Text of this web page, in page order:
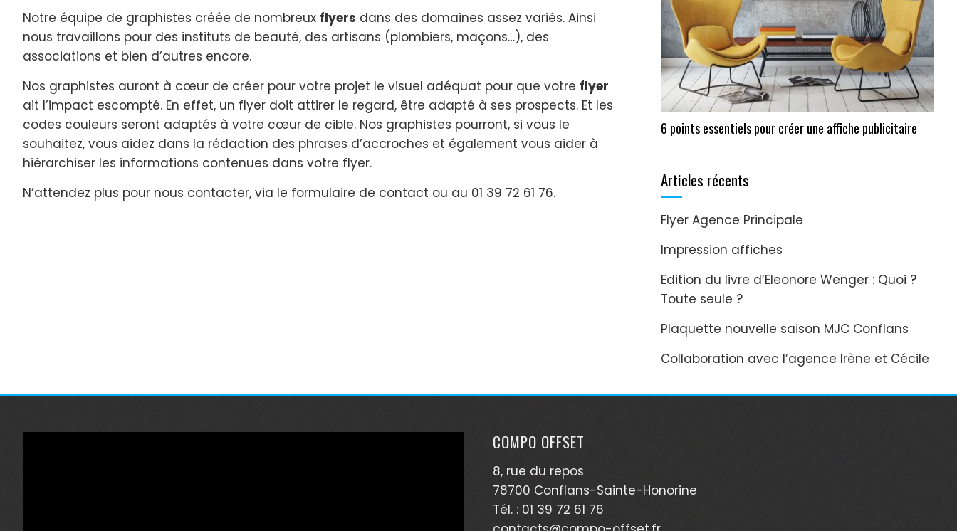
Notre équipe de graphistes créée de nombreux flyers dans des domaines assez variés. Ainsi
nous travaillons pour des instituts de beauté, des artisans (plombiers, maçons…), des
associations et bien d’autres encore.
Nos graphistes auront à cœur de créer pour votre projet le visuel adéquat pour que votre flyer
ait l’impact escompté. En effet, un flyer doit attirer le regard, être adapté à ses prospects. Et les
codes couleurs seront adaptés à votre cœur de cible. Nos graphistes pourront, si vous le
souhaitez, vous aidez dans la rédaction des phrases d’accroches et également vous aider à
hiérarchiser les informations contenues dans votre flyer.
N’attendez plus pour nous contacter, via le formulaire de contact ou au 01 39 72 61 76.
6 points essentiels pour créer une affiche publicitaire
Articles récents
Flyer Agence Principale
Impression affiches
Edition du livre d’Eleonore Wenger : Quoi ?
Toute seule ?
Plaquette nouvelle saison MJC Conflans
Collaboration avec l’agence Irène et Cécile
COMPO OFFSET
8, rue du repos
78700 Conflans-Sainte-Honorine
Tél. : 01 39 72 61 76